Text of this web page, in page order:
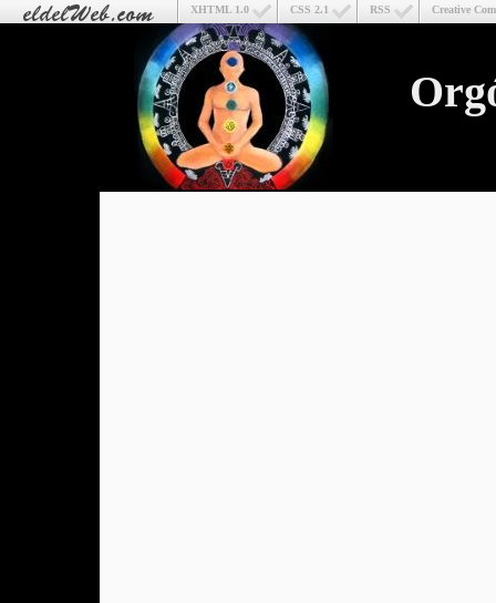
Creative
RSS
CSS 2.1
XHTML 1.0